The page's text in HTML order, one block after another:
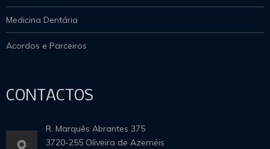
Medicina Dentária
Acordos e Parceiros
CONTACTOS
R. Marquês Abrantes 375
3720-255 Oliveira de Azeméis